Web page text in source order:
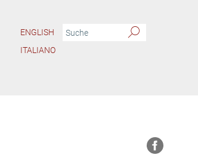
ENGLISH
ITALIANO